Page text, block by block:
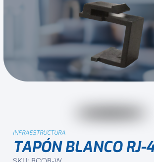
INFRAESTRUCTURA
TAPÓN BLANCO RJ-